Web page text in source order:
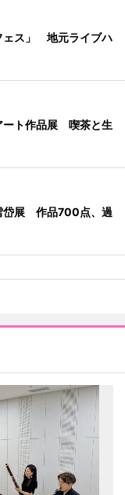
ェス」 地元ライブハ
ート作品展 喫茶と生
岱展 作品700点、過